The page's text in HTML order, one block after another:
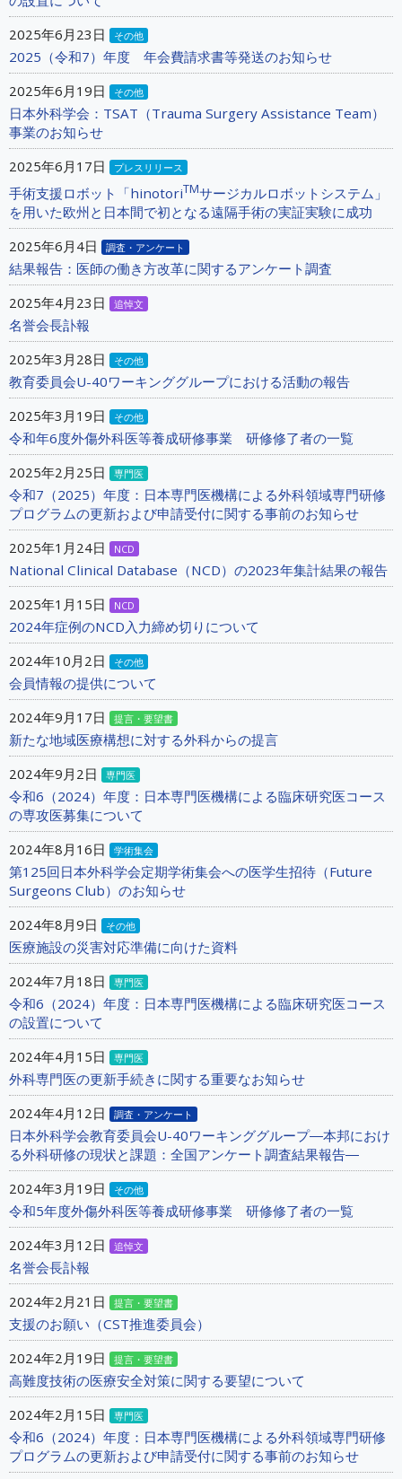
2025年6月23日
その他
2025（令和7）年度 年会費請求書等発送のお知らせ
2025年6月19日
その他
日本外科学会：TSAT（Trauma Surgery Assistance Team）
事業のお知らせ
2025年6月17日
プレスリリース
手術支援ロボット「hinotoriTMサージカルロボットシステム」
を用いた欧州と日本間で初となる遠隔手術の実証実験に成功
2025年6月4日
調査・アンケート
結果報告：医師の働き方改革に関するアンケート調査
2025年4月23日
追悼文
名誉会長訃報
2025年3月28日
その他
教育委員会U-40ワーキンググループにおける活動の報告
2025年3月19日
その他
令和年6度外傷外科医等養成研修事業 研修修了者の一覧
2025年2月25日
専門医
令和7（2025）年度：日本専門医機構による外科領域専門研修
プログラムの更新および申請受付に関する事前のお知らせ
2025年1月24日
NCD
National Clinical Database（NCD）の2023年集計結果の報告
2025年1月15日
NCD
2024年症例のNCD入力締め切りについて
2024年10月2日
その他
会員情報の提供について
2024年9月17日
提言・要望書
新たな地域医療構想に対する外科からの提言
2024年9月2日
専門医
令和6（2024）年度：日本専門医機構による臨床研究医コース
の専攻医募集について
2024年8月16日
学術集会
第125回日本外科学会定期学術集会への医学生招待（Future
Surgeons Club）のお知らせ
2024年8月9日
その他
医療施設の災害対応準備に向けた資料
2024年7月18日
専門医
令和6（2024）年度：日本専門医機構による臨床研究医コース
の設置について
2024年4月15日
専門医
外科専門医の更新手続きに関する重要なお知らせ
2024年4月12日
調査・アンケート
日本外科学会教育委員会U-40ワーキンググループ―本邦におけ
る外科研修の現状と課題：全国アンケート調査結果報告―
2024年3月19日
その他
令和5年度外傷外科医等養成研修事業 研修修了者の一覧
2024年3月12日
追悼文
名誉会長訃報
2024年2月21日
提言・要望書
支援のお願い（CST推進委員会）
2024年2月19日
提言・要望書
高難度技術の医療安全対策に関する要望について
2024年2月15日
専門医
令和6（2024）年度：日本専門医機構による外科領域専門研修
プログラムの更新および申請受付に関する事前のお知らせ